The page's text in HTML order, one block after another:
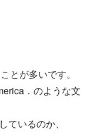
とが多いです。
．のような文
いるのか、